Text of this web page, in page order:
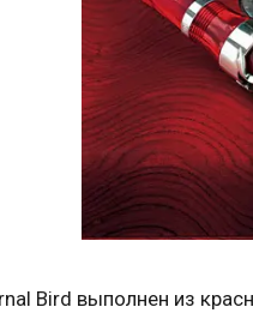
Bird выполнен из